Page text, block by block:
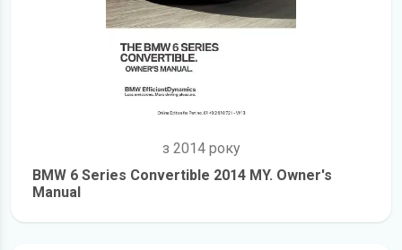
з 2014 року
BMW 6 Series Convertible 2014 MY. Owner's
Manual